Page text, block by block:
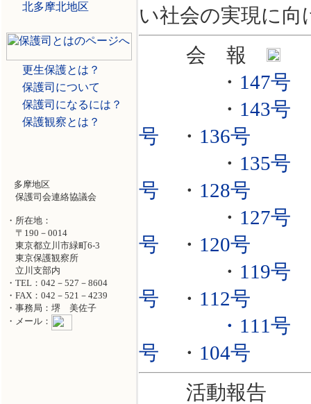
北多摩北地区
更生保護とは？
保護司について
保護司になるには？
保護観察とは？
多摩地区
保護司会連絡協議会
・所在地：
〒190－0014
東京都立川市緑町6-3
東京保護観察所
立川支部内
・TEL：042－527－8604
・FAX：042－521－4239
・事務局：堺 美佐子
・メール：
い社会の実現に
会 報
・ 147号
・ 143号
号 ・ 136号
・ 135号
号 ・ 128号
・ 127号
号 ・ 120号
・ 119号
号 ・ 112号
・111号
号 ・ 104号
活動報告